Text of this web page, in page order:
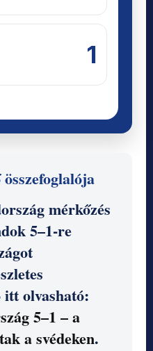
1
mérkőzés
5–1-re
itt olvasható:
5–1 – a
a svédeken.